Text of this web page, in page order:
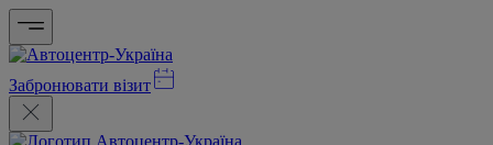
Забронювати візит